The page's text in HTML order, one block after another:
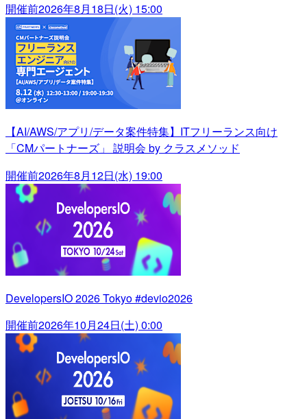
開催前2026年8月18日(火) 15:00
【AI/AWS/アプリ/データ案件特集】ITフリーランス向け
「CMパートナーズ」 説明会 by クラスメソッド
開催前2026年8月12日(水) 19:00
DevelopersIO 2026 Tokyo #devio2026
開催前2026年10月24日(土) 0:00